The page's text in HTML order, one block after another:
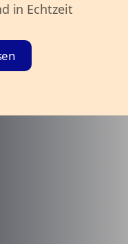
in Echtzeit